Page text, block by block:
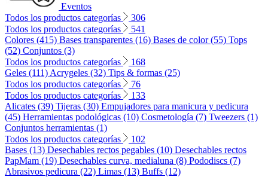
Eventos
Todos los productos categorías
306
Todos los productos categorías
541
Colores (415) Bases transparentes (16) Bases de color (55) Tops
(52) Conjuntos (3)
Todos los productos categorías
168
Geles (111) Acrygeles (32) Tips & formas (25)
Todos los productos categorías
76
Todos los productos categorías
133
Alicates (39) Tijeras (30) Empujadores para manicura y pedicura
(45) Herramientas podológicas (10) Cosmetología (7) Tweezers (1)
Conjuntos herramientas (1)
Todos los productos categorías
102
Bases (13) Desechables rectos pegables (10) Desechables rectos
PapMam (19) Desechables curva, medialuna (8) Pododiscs (7)
Abrasivos pedicura (22) Limas (13) Buffs (12)